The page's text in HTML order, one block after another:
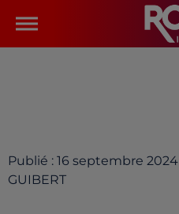
Publié : 16 septembre
GUIBERT